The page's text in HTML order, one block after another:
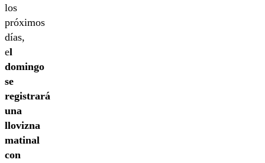
los
próximos
días,
el
domingo
se
registrará
una
llovizna
matinal
con